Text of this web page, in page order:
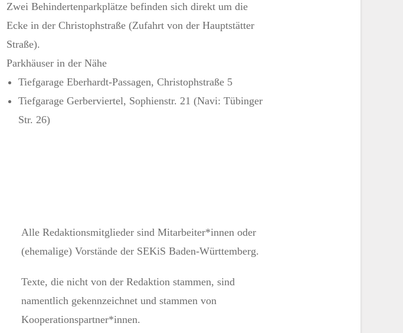
Zwei Behindertenparkplätze befinden sich direkt um die
Ecke in der Christophstraße (Zufahrt von der Hauptstätter
Straße).
Parkhäuser in der Nähe
Tiefgarage Eberhardt-Passagen, Christophstraße 5
Tiefgarage Gerberviertel, Sophienstr. 21 (Navi: Tübinger
Str. 26)
Alle Redaktionsmitglieder sind Mitarbeiter*innen oder
(ehemalige) Vorstände der SEKiS Baden-Württemberg.
Texte, die nicht von der Redaktion stammen, sind
namentlich gekennzeichnet und stammen von
Kooperationspartner*innen.